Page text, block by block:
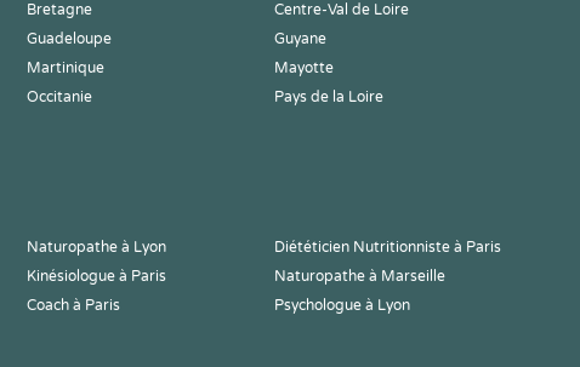
Bretagne
Centre-Val de Loire
Guadeloupe
Guyane
Martinique
Mayotte
Occitanie
Pays de la Loire
Naturopathe à Lyon
Diététicien Nutritionniste à Paris
Kinésiologue à Paris
Naturopathe à Marseille
Coach à Paris
Psychologue à Lyon